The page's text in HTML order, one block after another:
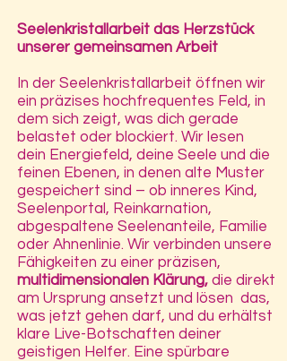
Seelenkristallarbeit das Herzstück
unserer gemeinsamen Arbeit
n der Seelenkristallarbeit öffnen wir
ein präzises hochfrequentes Feld, in
dem sich zeigt, was dich gerade
belastet oder blockiert. Wir lesen
dein Energiefeld, deine Seele und die
feinen Ebenen, in denen alte Muster
gespeichert sind – ob inneres Kind,
Seelenportal, Reinkarnation,
abgespaltene Seelenanteile, Familie
oder Ahnenlinie. Wir verbinden unsere
Fähigkeiten zu einer präzisen,
multidimensionalen Klärung, die direkt
am Ursprung ansetzt und lösen das,
was jetzt gehen darf, und du erhältst
klare Live-Botschaften deiner
geistigen Helfer. Eine spürbare